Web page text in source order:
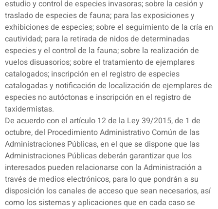
estudio y control de especies invasoras; sobre la cesión y
traslado de especies de fauna; para las exposiciones y
exhibiciones de especies; sobre el seguimiento de la cría en
cautividad; para la retirada de nidos de determinadas
especies y el control de la fauna; sobre la realización de
vuelos disuasorios; sobre el tratamiento de ejemplares
catalogados; inscripción en el registro de especies
catalogadas y notificación de localización de ejemplares de
especies no autóctonas e inscripción en el registro de
taxidermistas.
De acuerdo con el artículo 12 de la Ley 39/2015, de 1 de
octubre, del Procedimiento Administrativo Común de las
Administraciones Públicas, en el que se dispone que las
Administraciones Públicas deberán garantizar que los
interesados pueden relacionarse con la Administración a
través de medios electrónicos, para lo que pondrán a su
disposición los canales de acceso que sean necesarios, así
como los sistemas y aplicaciones que en cada caso se